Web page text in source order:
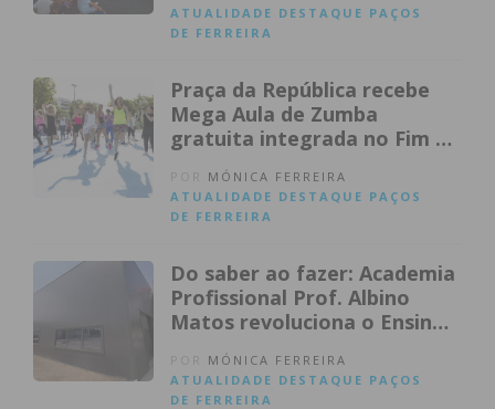
ATUALIDADE DESTAQUE PAÇOS
DE FERREIRA
Praça da República recebe
Mega Aula de Zumba
gratuita integrada no Fim de
Semana Cultural
MÓNICA FERREIRA
ATUALIDADE DESTAQUE PAÇOS
DE FERREIRA
Do saber ao fazer: Academia
Profissional Prof. Albino
Matos revoluciona o Ensino
Profissional com
investimento de cerca de 3
milhões de euros
MÓNICA FERREIRA
ATUALIDADE DESTAQUE PAÇOS
DE FERREIRA